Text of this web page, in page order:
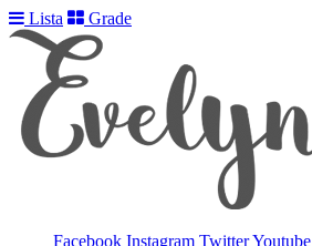
Lista Grade
Facebook Instagram TwitterYoutube